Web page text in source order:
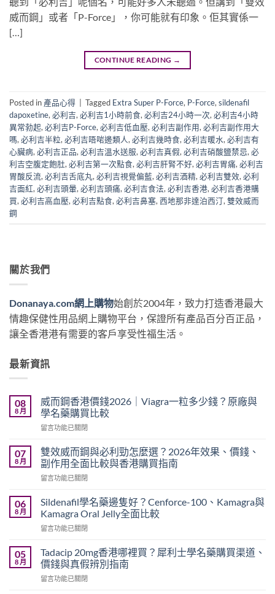
威而鋼」或者「P-Force」，你可能就有印象。佢其實係一
[…]
CONTINUE READING →
Posted in 產品心得 Tagged Extra Super P-Force, P-Force, sildenafil
dapoxetine, 必利吉, 必利吉1小時前食, 必利吉24小時一次, 必利吉4小時
異常勃起, 必利吉P-Force, 必利吉低血壓, 必利吉副作用, 必利吉副作用大
嗎, 必利吉半粒, 必利吉唔啱邊類人, 必利吉幾時食, 必利吉暖水, 必利吉有
心臟病, 必利吉正品, 必利吉溫水送服, 必利吉真假, 必利吉硝酸鹽禁忌, 必
利吉空腹定飽肚, 必利吉第一次點食, 必利吉肝腎不好, 必利吉胃痛, 必利吉
胃酸反流, 必利吉舌底丸, 必利吉視覺偏藍, 必利吉酒精, 必利吉雙效, 必利
吉面紅, 必利吉頭暈, 必利吉頭痛, 必利吉食法, 必利吉香港, 必利吉香港購
買, 必利吉高血壓, 必利吉點食, 必利吉鼻塞, 西地那非達泊西汀, 雙效威而
鋼
關於我們
Donanaya.com網上購物始創於2004年，致力打造香港最大
情趣保健性用品網上購物平台，保證所有產品百分百正品，
讓全香港港有需要的客戶享受性福生活。
最新資訊
08
8 月
威而鋼香港價錢2026｜Viagra一粒多少錢？原廠與
學名藥購買比較
在
而
鋼
香
港
錢
2026
Viagra
粒
多
錢？
留言功能已關閉
07
8 月
雙效威而鋼與必利勁怎麼選？2026年效果、價錢、
副作用全面比較與香港購買指南
在
效
而
鋼
必
利
勁
怎
留言功能已關閉
06
8 月
Sildenafil學名藥邊隻好？Cenforce-100、Kamagra與
Kamagra Oral Jelly全面比較
在
學
名
藥
邊
留言功能已關閉
05
8 月
Tadacip 20mg香港哪裡買？犀利士學名藥購買渠道、
價錢與真假辨別指南
在
留言功能已關閉